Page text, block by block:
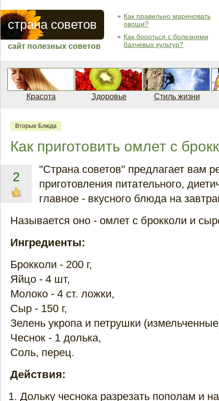
страна советов
сайт полезных советов
Как правильно мариновать
овощи?
Как бороться с болезнями
бахчевых культур?
Красота Здоровье Стиль жизни
Вторые Блюда
Как приготовить омлет с
2
"Страна советов" предлагает вам
приготовления питательного,
главное - вкусного блюда на
Называется оно - омлет с брокколи и
Ингредиенты:
Брокколи - 200 г,
Яйцо - 4 шт,
Молоко - 4 ст. ложки,
Сыр - 150 г,
Зелень укропа и петрушки
Чеснок - 1 долька,
Соль, перец.
Действия:
Дольку чеснока разрезать пополам и